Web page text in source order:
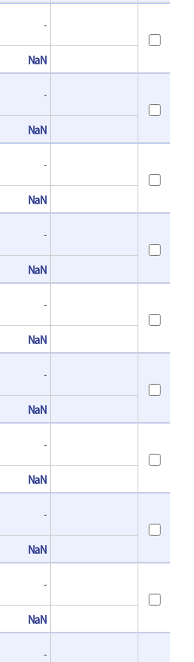
-
NaN
-
NaN
-
NaN
-
NaN
-
NaN
-
NaN
-
NaN
-
NaN
-
NaN
-